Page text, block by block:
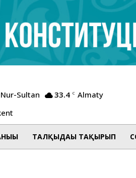
Nur-Sultan 33.4 C Almaty
ТАЛҚЫДАҒЫ ТАҚЫРЫП